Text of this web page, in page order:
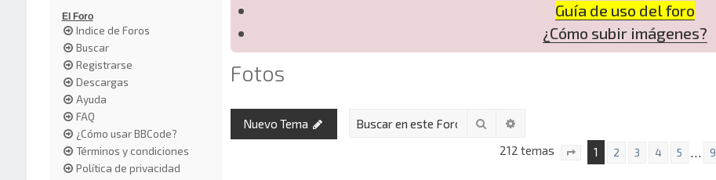
Guía de uso del foro
¿Cómo subir imágenes?
Fotos
Nuevo Tema Buscar
212 temas Página1 de9
1 2 3 4 5 9
El Foro
Indice de Foros
Buscar
Registrarse
Descargas
Ayuda
FAQ
¿Cómo usar BBCode?
Términos y condiciones
Política de privacidad